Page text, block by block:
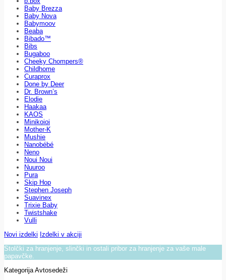
Baby Brezza
Baby Nova
Babymoov
Beaba
Bibado™
Bibs
Bugaboo
Cheeky Chompers®
Childhome
Curaprox
Done by Deer
Dr. Brown’s
Elodie
Haakaa
KAOS
Minikoioi
Mother-K
Mushie
Nanobébé
Neno
Noui Noui
Nuuroo
Pura
Skip Hop
Stephen Joseph
Suavinex
Trixie Baby
Twistshake
Vulli
Novi izdelki Izdelki v akciji
Stolčki za hranjenje, slinčki in ostali pribor za hranjenje za vaše male
papavčke.
Kategorija Avtosedeži